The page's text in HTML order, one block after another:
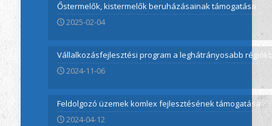
Őstermelők, kistermelők beruházásainak támogatása
2025-02-04
Vállalkozásfejlesztési program a leghátrányosabb
2024-11-06
Feldolgozó üzemek komlex fejlesztésének támogatása
2024-04-12